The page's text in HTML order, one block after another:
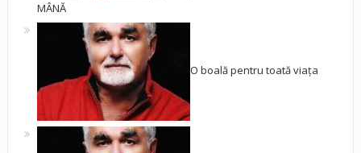
MÂNĂ
O boală pentru toată viața